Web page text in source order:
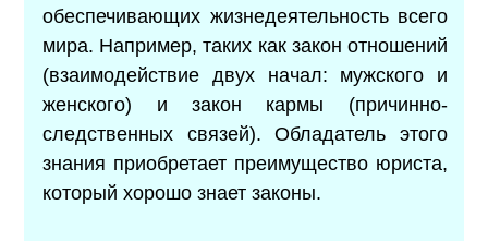
обеспечивающих жизнедеятельность всего
мира. Например, таких как закон отношений
(взаимодействие двух начал: мужского и
женского) и закон кармы (причинно-
следственных связей). Обладатель этого
знания приобретает преимущество юриста,
который хорошо знает законы.